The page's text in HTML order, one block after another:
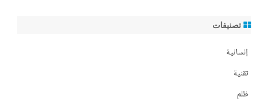
تصنيفات
إنسانية
تقنية
ظلم